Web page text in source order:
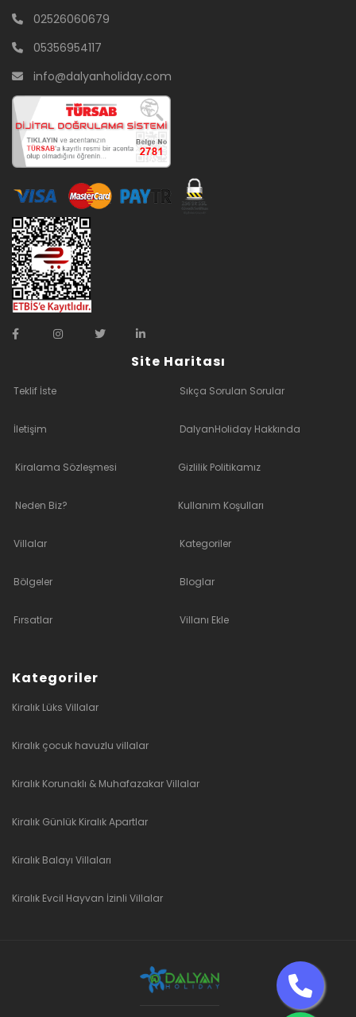
02526060679
05356954117
info@dalyanholiday.com
Site Haritası
Teklif İste Sıkça Sorulan Sorular
İletişim DalyanHoliday Hakkında
Kiralama Sözleşmesi Gizlilik Politikamız
Neden Biz? Kullanım Koşulları
Villalar Kategoriler
Bölgeler Bloglar
Fırsatlar Villanı Ekle
Kategoriler
Kiralık Lüks Villalar
Kiralık çocuk havuzlu villalar
Kiralık Korunaklı & Muhafazakar Villalar
Kiralık Günlük Kiralık Apartlar
Kiralık Balayı Villaları
Kiralık Evcil Hayvan İzinli Villalar